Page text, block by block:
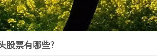
股票有哪些？